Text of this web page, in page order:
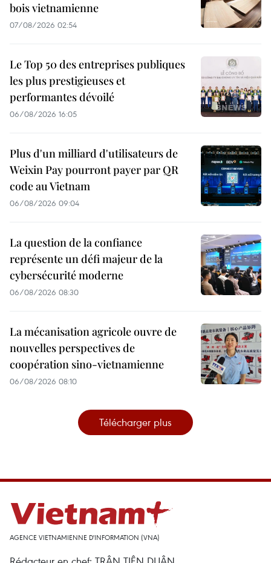
bois vietnamienne
07/08/2026 02:54
Le Top 50 des entreprises publiques
les plus prestigieuses et
performantes dévoilé
06/08/2026 16:05
Plus d'un milliard d'utilisateurs de
Weixin Pay pourront payer par QR
code au Vietnam
06/08/2026 09:04
La question de la confiance
représente un défi majeur de la
cybersécurité moderne
06/08/2026 08:30
La mécanisation agricole ouvre de
nouvelles perspectives de
coopération sino-vietnamienne
06/08/2026 08:10
Télécharger plus
AGENCE VIETNAMIENNE D'INFORMATION (VNA)